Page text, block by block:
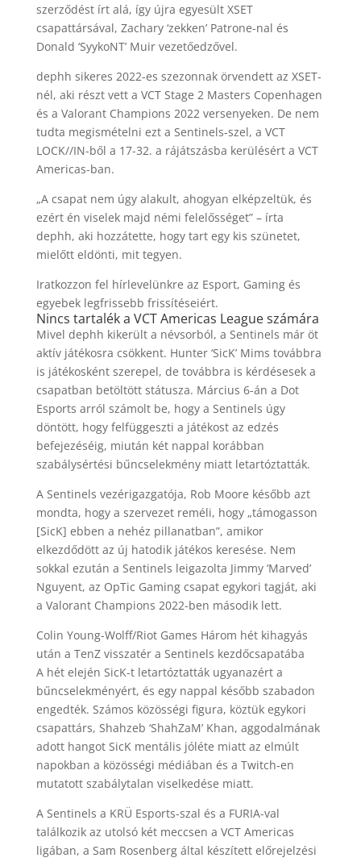
szerződést írt alá, így újra egyesült XSET
csapattársával, Zachary ‘zekken’ Patrone-nal és
Donald ‘SyykoNT’ Muir vezetőedzővel.
dephh sikeres 2022-es szezonnak örvendett az XSET-
nél, aki részt vett a VCT Stage 2 Masters Copenhagen
és a Valorant Champions 2022 versenyeken. De nem
tudta megismételni ezt a Sentinels-szel, a VCT
LOCK//IN-ből a 17-32. a rájátszásba kerülésért a VCT
Americas-ban.
„A csapat nem úgy alakult, ahogyan elképzeltük, és
ezért én viselek majd némi felelősséget” – írta
dephh, aki hozzátette, hogy tart egy kis szünetet,
mielőtt eldönti, mit tegyen.
Iratkozzon fel hírlevelünkre az Esport, Gaming és
egyebek legfrissebb frissítéseiért.
Nincs tartalék a VCT Americas League számára
Mivel dephh kikerült a névsorból, a Sentinels már öt
aktív játékosra csökkent. Hunter ‘SicK’ Mims továbbra
is játékosként szerepel, de továbbra is kérdésesek a
csapatban betöltött státusza. Március 6-án a Dot
Esports arról számolt be, hogy a Sentinels úgy
döntött, hogy felfüggeszti a játékost az edzés
befejezéséig, miután két nappal korábban
szabálysértési bűncselekmény miatt letartóztatták.
A Sentinels vezérigazgatója, Rob Moore később azt
mondta, hogy a szervezet reméli, hogy „támogasson
[SicK] ebben a nehéz pillanatban”, amikor
elkezdődött az új hatodik játékos keresése. Nem
sokkal ezután a Sentinels leigazolta Jimmy ‘Marved’
Nguyent, az OpTic Gaming csapat egykori tagját, aki
a Valorant Champions 2022-ben második lett.
Colin Young-Wolff/Riot Games Három hét kihagyás
után a TenZ visszatér a Sentinels kezdőcsapatába
A hét elején SicK-t letartóztatták ugyanazért a
bűncselekményért, és egy nappal később szabadon
engedték. Számos közösségi figura, köztük egykori
csapattárs, Shahzeb ‘ShahZaM’ Khan, aggodalmának
adott hangot SicK mentális jóléte miatt az elmúlt
napokban a közösségi médiában és a Twitch-en
mutatott szabálytalan viselkedése miatt.
A Sentinels a KRÜ Esports-szal és a FURIA-val
találkozik az utolsó két meccsen a VCT Americas
ligában, a Sam Rosenberg által készített előrejelzési